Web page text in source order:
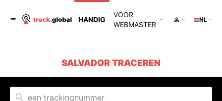
HANDIG
VOOR
WEBMASTER
NL
SALVADOR TRACEREN